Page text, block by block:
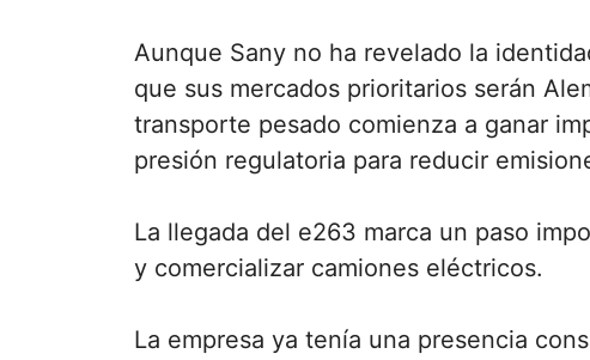
Aunque Sany no ha revelado la
que sus mercados prioritarios serán
transporte pesado comienza a ganar
presión regulatoria para reducir
La llegada del e263 marca un paso
y comercializar camiones eléctricos.
La empresa ya tenía una presencia